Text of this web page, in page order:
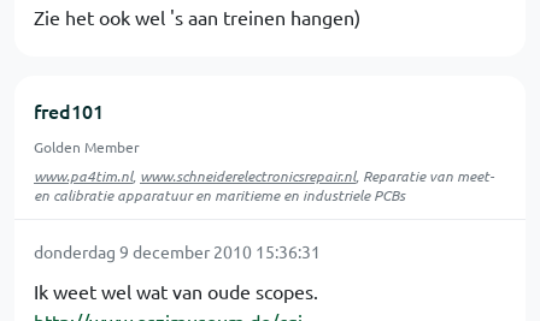
Zie het ook wel 's aan treinen hangen)
fred101
Golden Member
www.pa4tim.nl, www.schneiderelectronicsrepair.nl, Reparatie van meet-
en calibratie apparatuur en maritieme en industriele PCBs
donderdag 9 december 2010 15:36:31
Ik weet wel wat van oude scopes.